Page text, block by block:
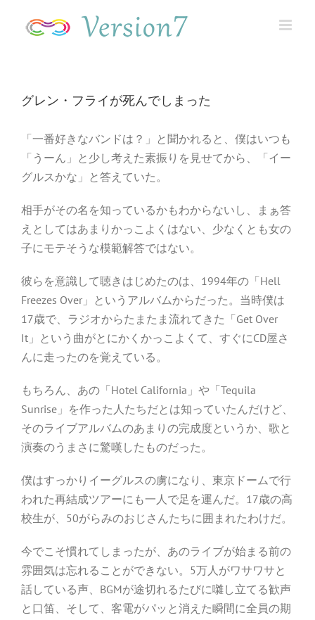
グレン・フライが死んでしまった
「一番好きなバンドは？」と聞かれると、僕はいつも
「うーん」と少し考えた素振りを見せてから、「イー
グルスかな」と答えていた。
相手がその名を知っているかもわからないし、まぁ答
えとしてはあまりかっこよくはない、少なくとも女の
子にモテそうな模範解答ではない。
彼らを意識して聴きはじめたのは、1994年の「Hell
Freezes Over」というアルバムからだった。当時僕は
17歳で、ラジオからたまたま流れてきた「Get Over
It」という曲がとにかくかっこよくて、すぐにCD屋さ
んに走ったのを覚えている。
もちろん、あの「Hotel California」や「Tequila
Sunrise」を作った人たちだとは知っていたんだけど、
そのライブアルバムのあまりの完成度というか、歌と
演奏のうまさに驚嘆したものだった。
僕はすっかりイーグルスの虜になり、東京ドームで行
われた再結成ツアーにも一人で足を運んだ。17歳の高
校生が、50がらみのおじさんたちに囲まれたわけだ。
今でこそ慣れてしまったが、あのライブが始まる前の
雰囲気は忘れることができない。5万人がワサワサと
話している声、BGMが途切れるたびに囃し立てる歓声
と口笛、そして、客電がパッと消えた瞬間に全員の期